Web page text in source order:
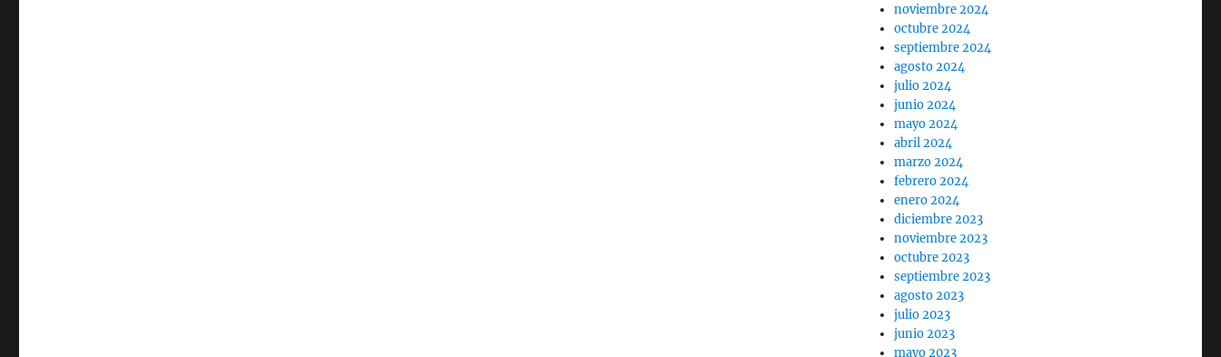
noviembre 2024
octubre 2024
septiembre 2024
agosto 2024
julio 2024
junio 2024
mayo 2024
abril 2024
marzo 2024
febrero 2024
enero 2024
diciembre 2023
noviembre 2023
octubre 2023
septiembre 2023
agosto 2023
julio 2023
junio 2023
mayo 2023